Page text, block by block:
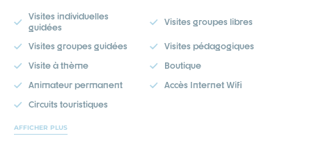
Visites individuelles
guidées
Visites groupes libres
Visites groupes guidées
Visites pédagogiques
Visite à thème
Boutique
Animateur permanent
Accès Internet Wifi
Circuits touristiques
AFFICHER PLUS